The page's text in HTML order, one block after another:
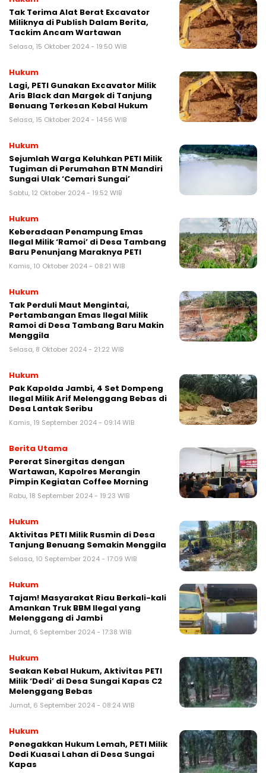
Tak Terima Alat Berat Excavator
Miliknya di Publish Dalam Berita,
Tackim Ancam Wartawan
Selasa, 15 Oktober 2024 - 19:50 WIB
Hukum
Lagi, PETI Gunakan Excavator Milik
Aris Black dan Margek di Tanjung
Benuang Terkesan Kebal Hukum
Selasa, 15 Oktober 2024 - 14:56 WIB
Hukum
Sejumlah Warga Keluhkan PETI Milik
Tugiman di Perumahan BTN Mandiri
Sungai Ulak ‘Cemari Sungai’
Sabtu, 12 Oktober 2024 - 19:52 WIB
Hukum
Keberadaan Penampung Emas
Ilegal Milik ‘Ramoi’ di Desa Tambang
Baru Penunjang Maraknya PETI
Kamis, 10 Oktober 2024 - 08:21 WIB
Hukum
Tak Perduli Maut Mengintai,
Pertambangan Emas Ilegal Milik
Ramoi di Desa Tambang Baru Makin
Menggila
Selasa, 8 Oktober 2024 - 21:22 WIB
Hukum
Pak Kapolda Jambi, 4 Set Dompeng
Ilegal Milik Arif Melenggang Bebas di
Desa Lantak Seribu
Kamis, 19 September 2024 - 09:14 WIB
Berita Utama
Pererat Sinergitas dengan
Wartawan, Kapolres Merangin
Pimpin Kegiatan Coffee Morning
Rabu, 18 September 2024 - 19:23 WIB
Hukum
Aktivitas PETI Milik Rusmin di Desa
Tanjung Benuang Semakin Menggila
Selasa, 10 September 2024 - 17:09 WIB
Hukum
Tajam! Masyarakat Riau Berkali-kali
Amankan Truk BBM Ilegal yang
Melenggang di Jambi
Jumat, 6 September 2024 - 17:38 WIB
Hukum
Seakan Kebal Hukum, Aktivitas PETI
Milik ‘Dedi’ di Desa Sungai Kapas C2
Melenggang Bebas
Jumat, 6 September 2024 - 08:24 WIB
Hukum
Penegakkan Hukum Lemah, PETI Milik
Dedi Kuasai Lahan di Desa Sungai
Kapas